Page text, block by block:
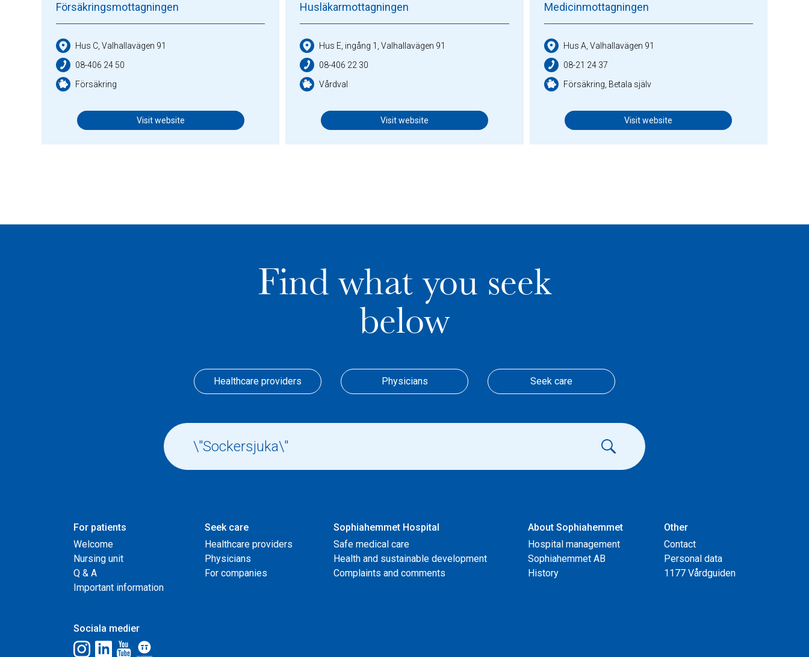
Försäkringsmottagningen
Hus C, Valhallavägen 91
08-406 24 50
Försäkring
Visit website
Husläkarmottagningen
Hus E, ingång 1, Valhallavägen 91
08-406 22 30
Vårdval
Visit website
Medicinmottagningen
Hus A, Valhallavägen 91
08-21 24 37
Försäkring, Betala själv
Visit website
Find what you seek
below
Healthcare providers Physicians Seek care
For patients
Welcome
Nursing unit
Q & A
Important information
Seek care
Healthcare providers
Physicians
For companies
Sophiahemmet Hospital
Safe medical care
Health and sustainable development
Complaints and comments
About Sophiahemmet
Hospital management
Sophiahemmet AB
History
Other
Contact
Personal data
1177 Vårdguiden
Sociala medier